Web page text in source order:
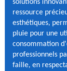
solutions
ressource
esthétiques,
pluie pour une
consommation
professionnels
faille, en